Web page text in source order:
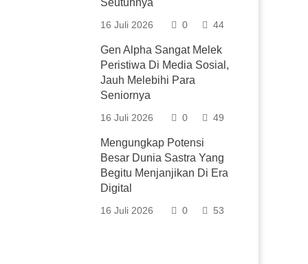
Seutuhnya
16 Juli 2026 0 44
Gen Alpha Sangat Melek
Peristiwa Di Media Sosial,
Jauh Melebihi Para
Seniornya
16 Juli 2026 0 49
Mengungkap Potensi
Besar Dunia Sastra Yang
Begitu Menjanjikan Di Era
Digital
16 Juli 2026 0 53